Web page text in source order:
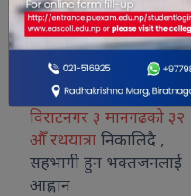
विराटनगर ३ मानगढको ३२
औँ रथयात्रा निकालिदै ,
सहभागी हुन भक्तजनलाई
आह्वान